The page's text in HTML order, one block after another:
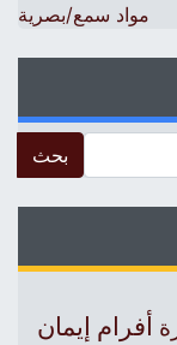
مواد سمع/بصرية
أفرامإيمان